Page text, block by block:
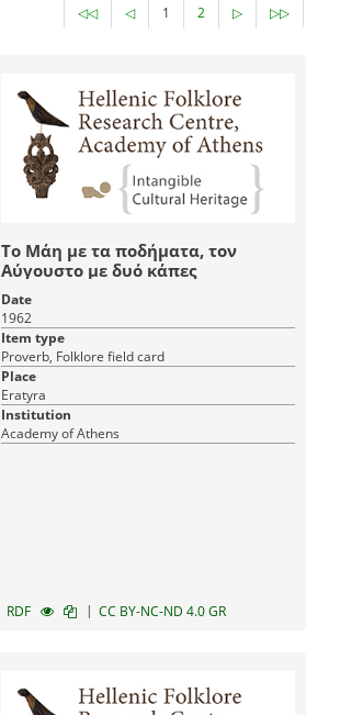
◁◁ ◁ 1 2 ▷ ▷▷
Το Μάη με τα ποδήματα, τον
Αύγουστο με δυό κάπες
Date
1962
Item type
Proverb, Folklore field card
Place
Eratyra
Institution
Academy of Athens
RDF | CC BY-NC-ND 4.0 GR